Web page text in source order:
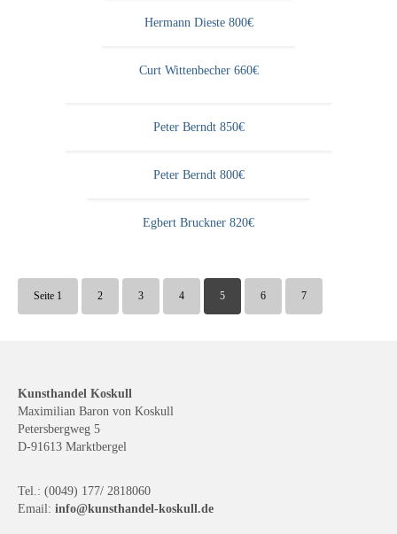
Hermann Dieste 800€
Curt Wittenbecher 660€
Peter Berndt 850€
Peter Berndt 800€
Egbert Bruckner 820€
Seite 1 2 3 4 5 6 7
Kunsthandel Koskull
Maximilian Baron von Koskull
Petersbergweg 5
D-91613 Marktbergel
Tel.: (0049) 177/ 2818060
Email: info@kunsthandel-koskull.de